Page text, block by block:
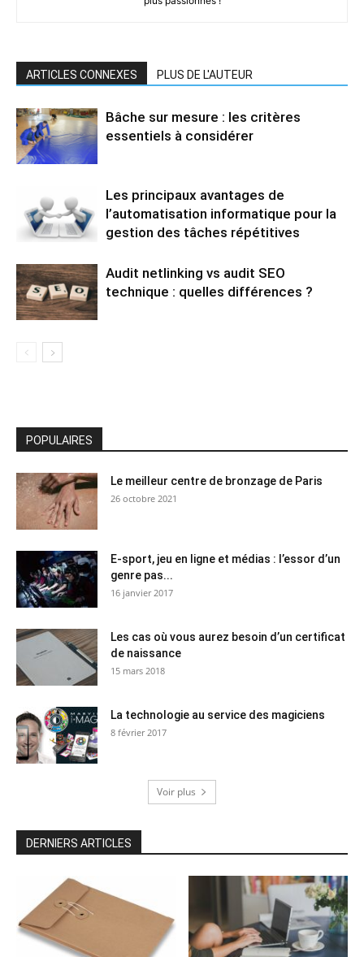
ARTICLES CONNEXES PLUS DE L'AUTEUR
Bâche sur mesure : les critères
essentiels à considérer
Les principaux avantages de
l’automatisation informatique pour la
gestion des tâches répétitives
Audit netlinking vs audit SEO
technique : quelles différences ?
POPULAIRES
Le meilleur centre de bronzage de Paris
26 octobre 2021
E-sport, jeu en ligne et médias : l’essor d’un
genre pas...
16 janvier 2017
Les cas où vous aurez besoin d’un certificat
de naissance
15 mars 2018
La technologie au service des magiciens
8 février 2017
Voir plus
DERNIERS ARTICLES